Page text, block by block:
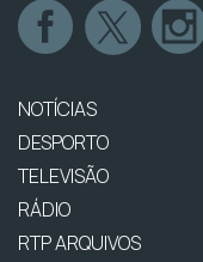
NOTÍCIAS
DESPORTO
TELEVISÃO
RÁDIO
RTP ARQUIVOS